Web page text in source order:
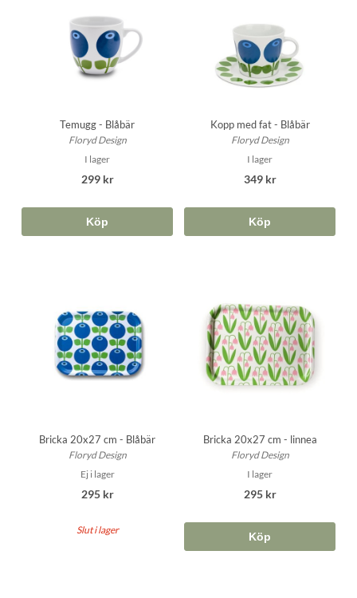
Temugg - Blåbär
Floryd Design
I lager
299 kr
Köp
Kopp med fat - Blåbär
Floryd Design
I lager
349 kr
Köp
Bricka 20x27 cm - Blåbär
Floryd Design
Ej i lager
295 kr
Slut i lager
Bricka 20x27 cm - linnea
Floryd Design
I lager
295 kr
Köp